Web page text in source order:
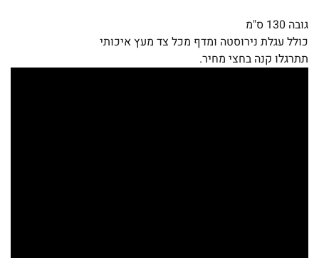
גובה 130 ס"מ
כולל עגלת נירוסטה ומדף מכל צד מעץ איכותי
תתרגלו קנה בחצי מחיר.